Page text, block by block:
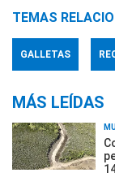
TEMAS
GALLETAS
MÁS LEÍDAS